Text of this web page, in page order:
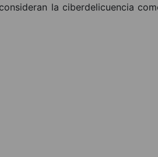
la ciberdelicuencia